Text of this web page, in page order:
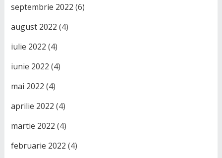
septembrie 2022 (6)
august 2022 (4)
iulie 2022 (4)
iunie 2022 (4)
mai 2022 (4)
aprilie 2022 (4)
martie 2022 (4)
februarie 2022 (4)